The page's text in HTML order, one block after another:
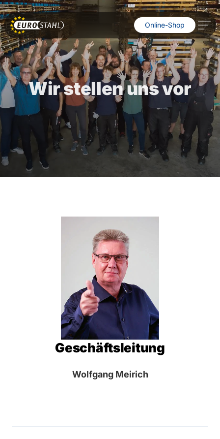
Online-Shop
Wir stellen uns vor
Geschäftsleitung
Wolfgang Meirich